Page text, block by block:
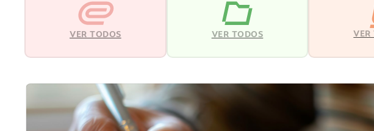
VER TODOS VER TODOS VER